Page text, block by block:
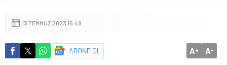
13 TEMMUZ 2023 15:48
ABONE OL A+ A-